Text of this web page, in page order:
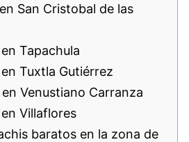
San Cristobal de las
Tapachula
Tuxtla Gutiérrez
Venustiano Carranza
Villaflores
baratos en la zona de